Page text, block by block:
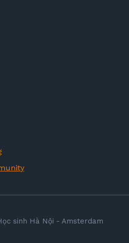
sinh Hà Nội - Amsterdam